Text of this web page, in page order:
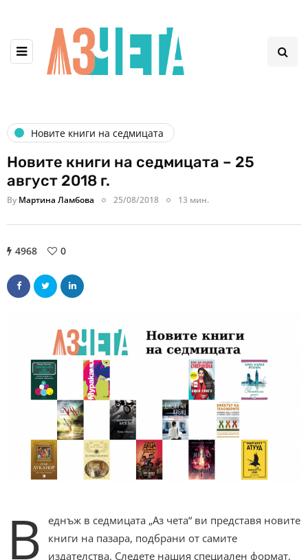
Новите книги на седмицата
Новите книги на седмицата – 25
август 2018 г.
By Мартина Ламбова 25/08/2018 13 мин.
4968 0
В
еднъж в седмицата „Аз чета“ ви представя новите
книги на пазара, подбрани от самите
издателства. Следете нашия специален формат,